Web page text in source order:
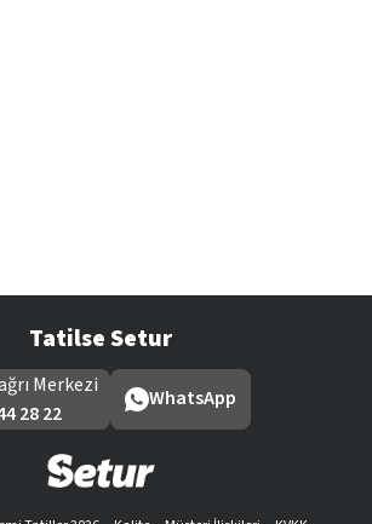
Tatilse Setur
Merkezi
28 22
WhatsApp